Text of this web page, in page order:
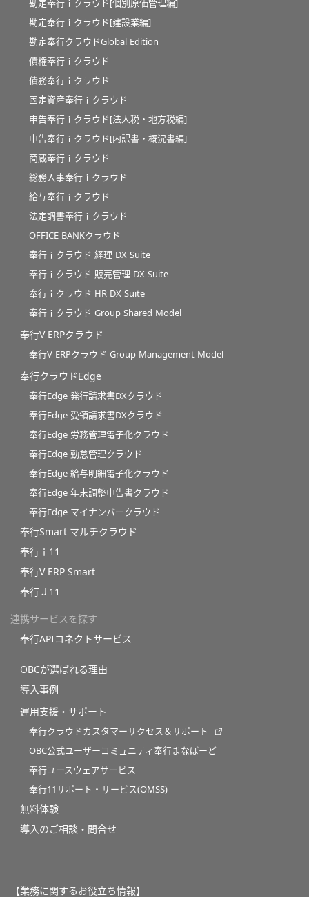
勘定奉行ｉクラウド[個別原価管理編]
勘定奉行ｉクラウド[建設業編]
勘定奉行クラウドGlobal Edition
債権奉行ｉクラウド
債務奉行ｉクラウド
固定資産奉行ｉクラウド
申告奉行ｉクラウド[法人税・地方税編]
申告奉行ｉクラウド[内訳書・概況書編]
商蔵奉行ｉクラウド
総務人事奉行ｉクラウド
給与奉行ｉクラウド
法定調書奉行ｉクラウド
OFFICE BANKクラウド
奉行ｉクラウド 経理 DX Suite
奉行ｉクラウド 販売管理 DX Suite
奉行ｉクラウド HR DX Suite
奉行ｉクラウド Group Shared Model
奉行V ERPクラウド
奉行V ERPクラウド Group Management Model
奉行クラウドEdge
奉行Edge 発行請求書DXクラウド
奉行Edge 受領請求書DXクラウド
奉行Edge 労務管理電子化クラウド
奉行Edge 勤怠管理クラウド
奉行Edge 給与明細電子化クラウド
奉行Edge 年末調整申告書クラウド
奉行Edge マイナンバークラウド
奉行Smart マルチクラウド
奉行ｉ11
奉行V ERP Smart
奉行Ｊ11
連携サービスを探す
奉行APIコネクトサービス
OBCが選ばれる理由
導入事例
運用支援・サポート
奉行クラウドカスタマーサクセス＆サポート
OBC公式ユーザーコミュニティ奉行まなぼーど
奉行ユースウェアサービス
奉行11サポート・サービス(OMSS)
無料体験
導入のご相談・問合せ
【業務に関するお役立ち情報】